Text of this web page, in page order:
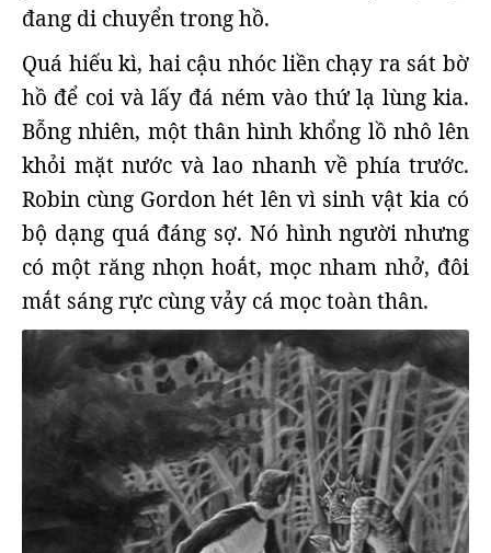
đang di chuyển trong hồ.
Quá hiếu kì, hai cậu nhóc liền chạy ra sát bờ
hồ để coi và lấy đá ném vào thứ lạ lùng kia.
Bỗng nhiên, một thân hình khổng lồ nhô lên
khỏi mặt nước và lao nhanh về phía trước.
Robin cùng Gordon hét lên vì sinh vật kia có
bộ dạng quá đáng sợ. Nó hình người nhưng
có một răng nhọn hoắt, mọc nham nhở, đôi
mắt sáng rực cùng vảy cá mọc toàn thân.